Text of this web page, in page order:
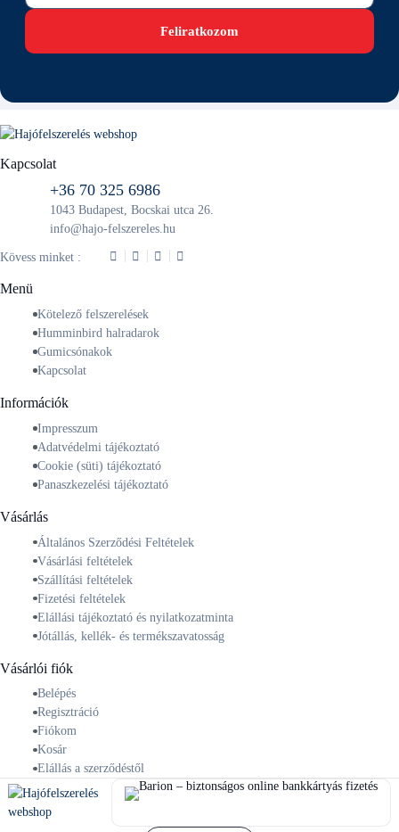
Feliratkozom
Kapcsolat
+36 70 325 6986
1043 Budapest, Bocskai utca 26.
info@hajo-felszereles.hu
Kövess minket :
Menü
Kötelező felszerelések
Humminbird halradarok
Gumicsónakok
Kapcsolat
Információk
Impresszum
Adatvédelmi tájékoztató
Cookie (süti) tájékoztató
Panaszkezelési tájékoztató
Vásárlás
Általános Szerződési Feltételek
Vásárlási feltételek
Szállítási feltételek
Fizetési feltételek
Elállási tájékoztató és nyilatkozatminta
Jótállás, kellék- és termékszavatosság
Vásárlói fiók
Belépés
Regisztráció
Fiókom
Kosár
Elállás a szerződéstől